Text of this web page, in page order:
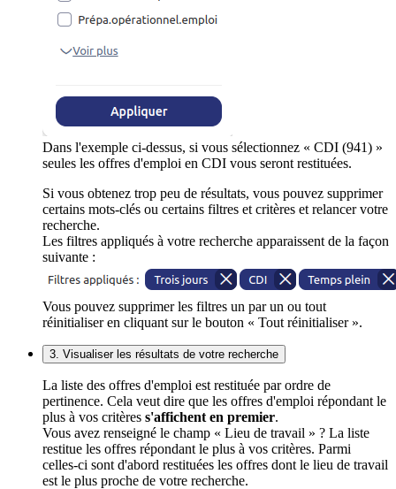
Dans l'exemple ci-dessus, si vous sélectionnez « CDI (941) »
seules les offres d'emploi en CDI vous seront restituées.
Si vous obtenez trop peu de résultats, vous pouvez supprimer
certains mots-clés ou certains filtres et critères et relancer votre
recherche.
Les filtres appliqués à votre recherche apparaissent de la façon
suivante :
Vous pouvez supprimer les filtres un par un ou tout
réinitialiser en cliquant sur le bouton « Tout réinitialiser ».
3. Visualiser les résultats de votre recherche
La liste des offres d'emploi est restituée par ordre de
pertinence. Cela veut dire que les offres d'emploi répondant le
plus à vos critères s'affichent en premier.
Vous avez renseigné le champ « Lieu de travail » ? La liste
restitue les offres répondant le plus à vos critères. Parmi
celles-ci sont d'abord restituées les offres dont le lieu de travail
est le plus proche de votre recherche.